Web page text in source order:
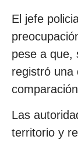
El jefe
pese a que,
registró una
Las
territorio y